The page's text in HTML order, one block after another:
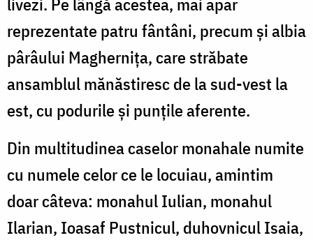
reprezentate patru fântâni, precum și albia
pârâului Maghernița, care străbate
ansamblul mănăstiresc de la sud-vest la
est, cu podurile și punțile aferente.
Din multitudinea caselor monahale numite
cu numele celor ce le locuiau, amintim
doar câteva: monahul Iulian, monahul
Ilarian, Ioasaf Pustnicul, duhovnicul Isaia,